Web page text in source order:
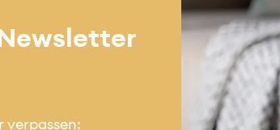
verpassen: